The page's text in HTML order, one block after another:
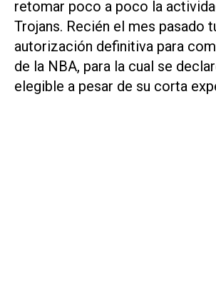
retomar poco a poco la
Trojans. Recién el mes pasado
autorización definitiva para
de la NBA, para la cual se
elegible a pesar de su corta